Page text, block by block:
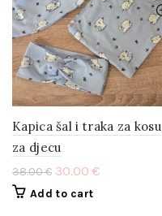
Kapica šal i traka za kosu
za djecu
38.00€ 30.00 €
Add to cart